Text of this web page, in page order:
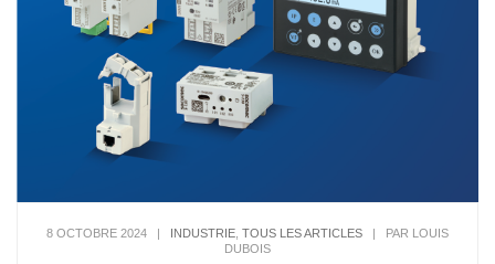
8 OCTOBRE 2024 | INDUSTRIE TOUS LES ARTICLES | PAR LOUIS
DUBOIS